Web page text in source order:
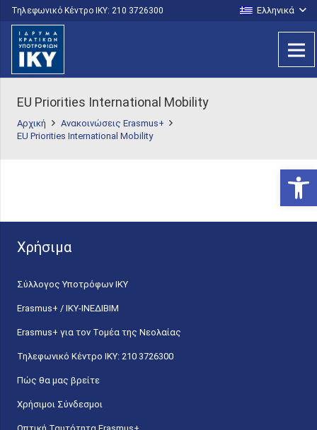
Τηλεφωνικό Κέντρο IKY: 210 3726300 Ελληνικά
EU Priorities International Mobility
Αρχική
Ανακοινώσεις Erasmus+
EU Priorities International Mobility
Χρήσιμα
Σύλλογος Υποτρόφων ΙΚΥ
Erasmus+ / ΙΚΥ-ΙΝΕΔΙΒΙΜ
Erasmus+ για τον Τομέα της Νεολαίας
Τηλεφωνικό Κέντρο IKY: 210 3726300
Πώς θα μας βρείτε
Χρήσιμοι Σύνδεσμοι